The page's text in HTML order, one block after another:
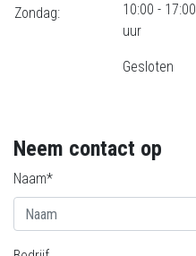
Zondag:
10:00 - 17:00
uur
Gesloten
Neem contact op
Naam*